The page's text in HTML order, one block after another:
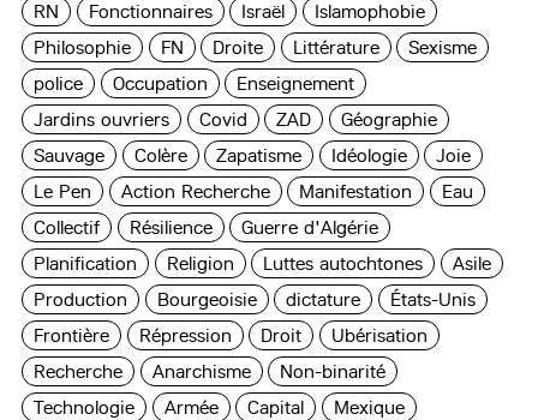
RN
Fonctionnaires Israël
Islamophobie
Philosophie
FN Droite Littérature
Sexisme
police
Occupation
Enseignement
Jardins ouvriers
Covid ZAD
Géographie
Sauvage
Colère Zapatisme Idéologie
Joie
Le Pen
Action Recherche Manifestation
Eau
Collectif
Résilience
Guerre d'Algérie
Planification
Religion Luttes autochtones
Asile
Production
Bourgeoisie dictature
États-Unis
Frontière
Répression Droit
Ubérisation
Recherche
Anarchisme
Non-binarité
Technologie
Armée Capital
Mexique